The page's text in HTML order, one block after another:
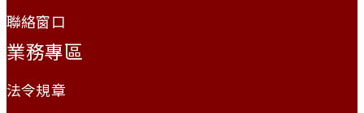
聯絡窗口
業務專區
法令規章